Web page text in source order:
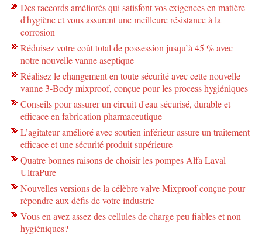
Des raccords améliorés qui satisfont vos exigences en matière
d'hygiène et vous assurent une meilleure résistance à la
corrosion
Réduisez votre coût total de possession jusqu’à 45 % avec
notre nouvelle vanne aseptique
Réalisez le changement en toute sécurité avec cette nouvelle
vanne 3-Body mixproof, conçue pour les process hygiéniques
Conseils pour assurer un circuit d'eau sécurisé, durable et
efficace en fabrication pharmaceutique
L’agitateur amélioré avec soutien inférieur assure un traitement
efficace et une sécurité produit supérieure
Quatre bonnes raisons de choisir les pompes Alfa Laval
UltraPure
Nouvelles versions de la célèbre valve Mixproof conçue pour
répondre aux défis de votre industrie
Vous en avez assez des cellules de charge peu fiables et non
hygiéniques?